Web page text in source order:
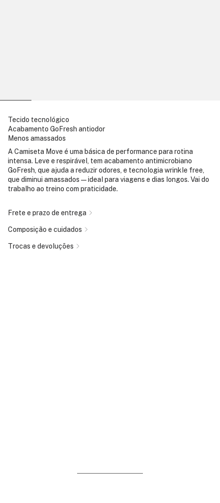
Tecido tecnológico
Acabamento GoFresh antiodor
Menos amassados
A Camiseta Move é uma básica de performance para rotina
intensa. Leve e respirável, tem acabamento antimicrobiano
GoFresh, que ajuda a reduzir odores, e tecnologia wrinkle free,
que diminui amassados — ideal para viagens e dias longos. Vai do
trabalho ao treino com praticidade.
Frete e prazo de entrega
Composição e cuidados
Trocas e devoluções